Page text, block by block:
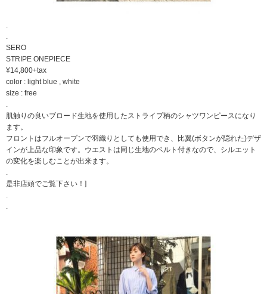
SERO
STRIPE ONEPIECE
¥14,800+tax
color : light blue , white
size : free
肌触りの良いブロード生地を使用したストライプ柄のシャツワンピースになり
ます。
フロントはフルオープンで羽織りとしても使用でき、比翼(ボタンが隠れた)デザ
インが上品な印象です。ウエストは同じ生地のベルト付きなので、シルエット
の変化を楽しむことが出来ます。
是非店頭でご覧下さい！]